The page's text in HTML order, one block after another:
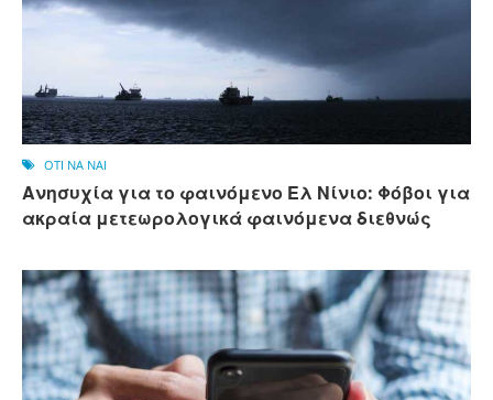
OTI NA NAI
Ανησυχία για το φαινόμενο Ελ Νίνιο: Φόβοι για
ακραία μετεωρολογικά φαινόμενα διεθνώς